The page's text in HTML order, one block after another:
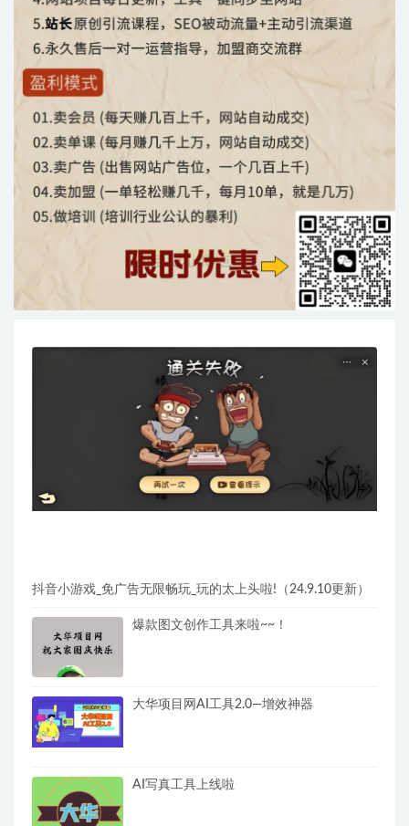
抖音小游戏_免广告无限畅玩_玩的太上头啦!（24.9.10更新）
爆款图文创作工具来啦~~！
大华项目网AI工具2.0—增效神器
AI写真工具上线啦